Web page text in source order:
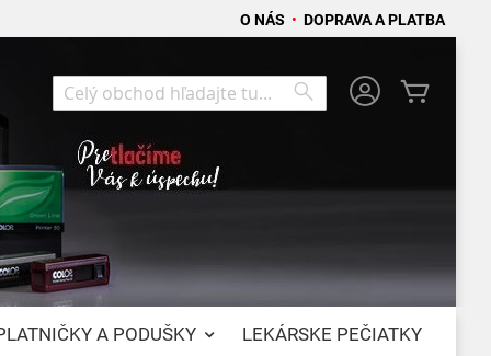
O NÁS • DOPRAVA A PLATBA
Search
A PODUŠKY LEKÁRSKE PEČIATKY